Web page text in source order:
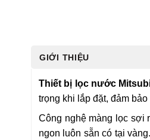
GIỚI THIỆU
Thiết bị lọc nước
trọng khi lắp đặt, đảm
Công nghệ màng lọc sợi
ngon luôn sẵn có tại